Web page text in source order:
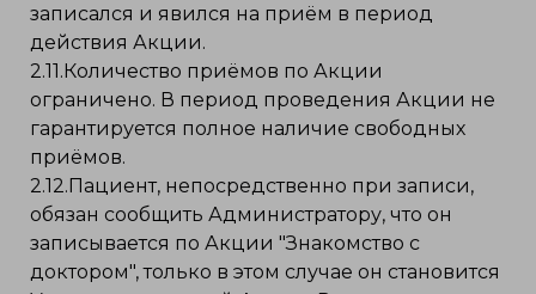
записался и явился на приём в период
действия Акции.
2.11.Количество приёмов по Акции
ограничено. В период проведения Акции не
гарантируется полное наличие свободных
приёмов.
2.12.Пациент, непосредственно при записи,
обязан сообщить Администратору, что он
записывается по Акции "Знакомство с
доктором", только в этом случае он становится